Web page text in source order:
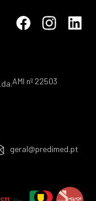
AMI nº 22503
geral@predimed.pt